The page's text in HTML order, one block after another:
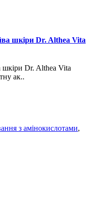
шкіри Dr. Althea Vita
шкіри Dr. Althea Vita
ак..
з амінокислотами,